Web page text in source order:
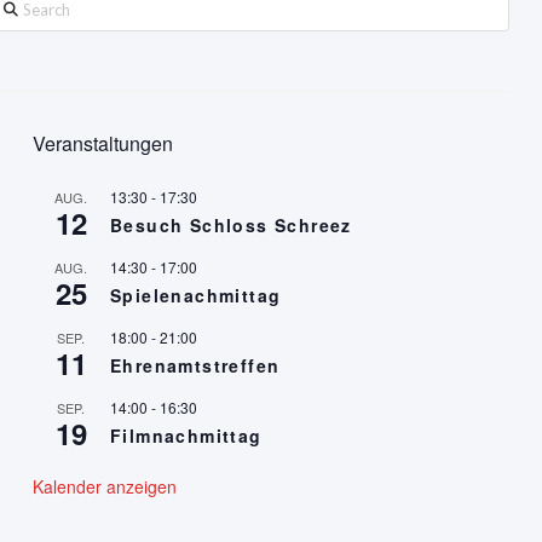
Veranstaltungen
AUG.
12
13:30 - 17:30
Besuch Schloss Schreez
AUG.
25
14:30 - 17:00
Spielenachmittag
SEP.
11
18:00 -21:00
Ehrenamtstreffen
SEP.
19
14:00 - 16:30
Filmnachmittag
Kalender anzeigen